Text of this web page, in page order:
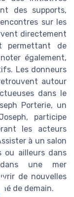
des supports,
sur les
directement
permettant de
également,
Les donneurs
autour
dans le
Porterie, un
participe
les acteurs
à un salon
ou ailleurs dans
une mer
de nouvelles
de demain.